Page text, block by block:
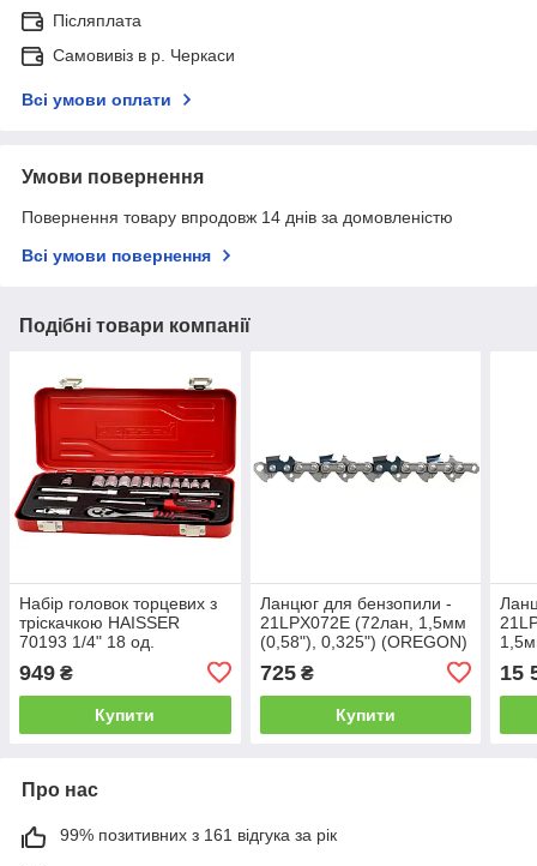
Післяплата
Самовивіз в р. Черкаси
Всі умови оплати
Умови повернення
Повернення товару впродовж 14 днів за домовленістю
Всі умови повернення
Подібні товари компанії
Набір головок торцевих з
тріскачкою HAISSER
70193 1/4" 18 од.
949 ₴
Купити
Ланцюг для бензопили -
21LPX072E (72лан, 1,5мм
(0,58"), 0,325") (OREGON)
725₴
Купити
15
Про нас
99% позитивних з 161 відгука за рік